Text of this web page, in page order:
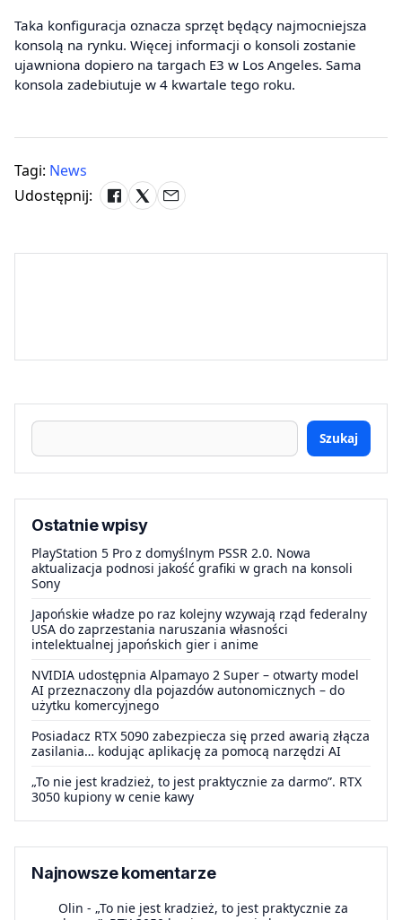
Taka konfiguracja oznacza sprzęt będący najmocniejsza
konsolą na rynku. Więcej informacji o konsoli zostanie
ujawniona dopiero na targach E3 w Los Angeles. Sama
konsola zadebiutuje w 4 kwartale tego roku.
Tagi: News
Udostępnij:
Szukaj
Ostatnie wpisy
PlayStation 5 Pro z domyślnym PSSR 2.0. Nowa
aktualizacja podnosi jakość grafiki w grach na konsoli
Sony
Japońskie władze po raz kolejny wzywają rząd federalny
USA do zaprzestania naruszania własności
intelektualnej japońskich gier i anime
NVIDIA udostępnia Alpamayo 2 Super – otwarty model
AI przeznaczony dla pojazdów autonomicznych – do
użytku komercyjnego
Posiadacz RTX 5090 zabezpiecza się przed awarią złącza
zasilania… kodując aplikację za pomocą narzędzi AI
„To nie jest kradzież, to jest praktycznie za darmo”. RTX
3050 kupiony w cenie kawy
Najnowsze komentarze
Olin - „To nie jest kradzież, to jest praktycznie za